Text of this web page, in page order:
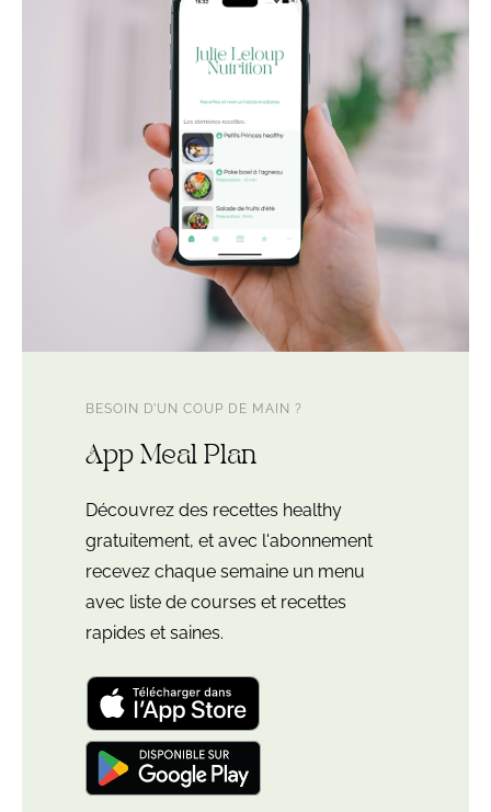
BESOIN D’UN COUP DE MAIN ?
App Meal Plan
Découvrez des recettes healthy
gratuitement, et avec l'abonnement
recevez chaque semaine un menu
avec liste de courses et recettes
rapides et saines.
Télécharger
l'application
"Leloup
Nutrition: